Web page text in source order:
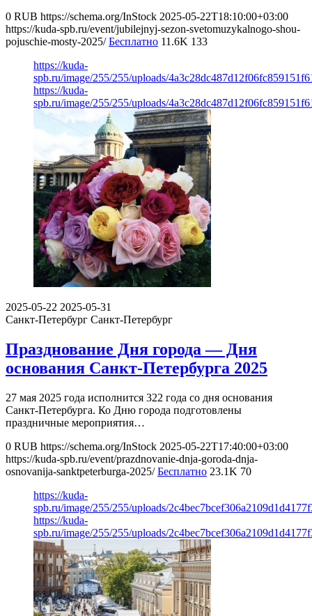
0 RUB https://schema.org/InStock 2025-05-22T18:10:00+03:00
https://kuda-spb.ru/event/jubilejnyj-sezon-svetomuzykalnogo-shou-
pojuschie-mosty-2025/ Бесплатно 11.6K 133
https://kuda-
spb.ru/image/255/255/uploads/
https://kuda-
spb.ru/image/255/255/uploads/
2025-05-22 2025-05-31
Санкт-Петербург Санкт-Петербург
Празднование Дня города — Дня
основания Санкт‑Петербурга 2025
27 мая 2025 года исполнится 322 года со дня основания
Санкт‑Петербурга. Ко Дню города подготовлены
праздничные мероприятия…
0 RUB https://schema.org/InStock 2025-05-22T17:40:00+03:00
https://kuda-spb.ru/event/prazdnovanie-dnja-goroda-dnja-
osnovanija-sanktpeterburga-2025/ Бесплатно 23.1K 70
https://kuda-
spb.ru/image/255/255/uploads/
https://kuda-
spb.ru/image/255/255/uploads/